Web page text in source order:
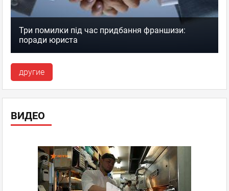
Три помилки під час придбання франшизи:
поради юриста
другие
ВИДЕО